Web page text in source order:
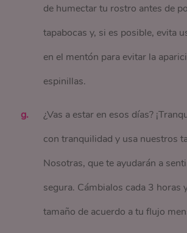
de humectar tu rostro antes de
tapabocas y, si es posible, evita
en el mentón para evitar la
espinillas.
¿Vas a estar en esos días?
con tranquilidad y usa nuestros
Nosotras, que te ayudarán a
segura. Cámbialos cada 3 horas
tamaño de acuerdo a tu flujo